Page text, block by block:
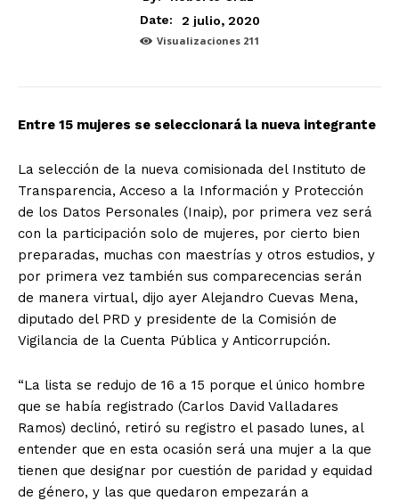
Date:
2 julio, 2020
Visualizaciones 211
Entre 15 mujeres se seleccionará la nueva integrante
La selección de la nueva comisionada del Instituto de
Transparencia, Acceso a la Información y Protección
de los Datos Personales (Inaip), por primera vez será
con la participación solo de mujeres, por cierto bien
preparadas, muchas con maestrías y otros estudios, y
por primera vez también sus comparecencias serán
de manera virtual, dijo ayer Alejandro Cuevas Mena,
diputado del PRD y presidente de la Comisión de
Vigilancia de la Cuenta Pública y Anticorrupción.
“La lista se redujo de 16 a 15 porque el único hombre
que se había registrado (Carlos David Valladares
Ramos) declinó, retiró su registro el pasado lunes, al
entender que en esta ocasión será una mujer a la que
tienen que designar por cuestión de paridad y equidad
de género, y las que quedaron empezarán a